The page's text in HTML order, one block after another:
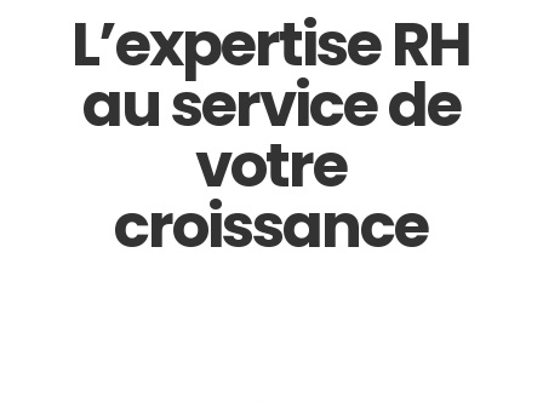
L’expertise RH
au service de
votre
croissance